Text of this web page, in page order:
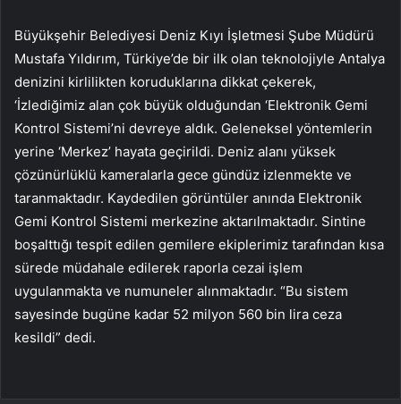
Büyükşehir Belediyesi Deniz Kıyı İşletmesi Şube Müdürü
Mustafa Yıldırım, Türkiye’de bir ilk olan teknolojiyle Antalya
denizini kirlilikten koruduklarına dikkat çekerek,
‘İzlediğimiz alan çok büyük olduğundan ‘Elektronik Gemi
Kontrol Sistemi’ni devreye aldık. Geleneksel yöntemlerin
yerine ‘Merkez’ hayata geçirildi. Deniz alanı yüksek
çözünürlüklü kameralarla gece gündüz izlenmekte ve
taranmaktadır. Kaydedilen görüntüler anında Elektronik
Gemi Kontrol Sistemi merkezine aktarılmaktadır. Sintine
boşalttığı tespit edilen gemilere ekiplerimiz tarafından kısa
sürede müdahale edilerek raporla cezai işlem
uygulanmakta ve numuneler alınmaktadır. “Bu sistem
sayesinde bugüne kadar 52 milyon 560 bin lira ceza
kesildi” dedi.